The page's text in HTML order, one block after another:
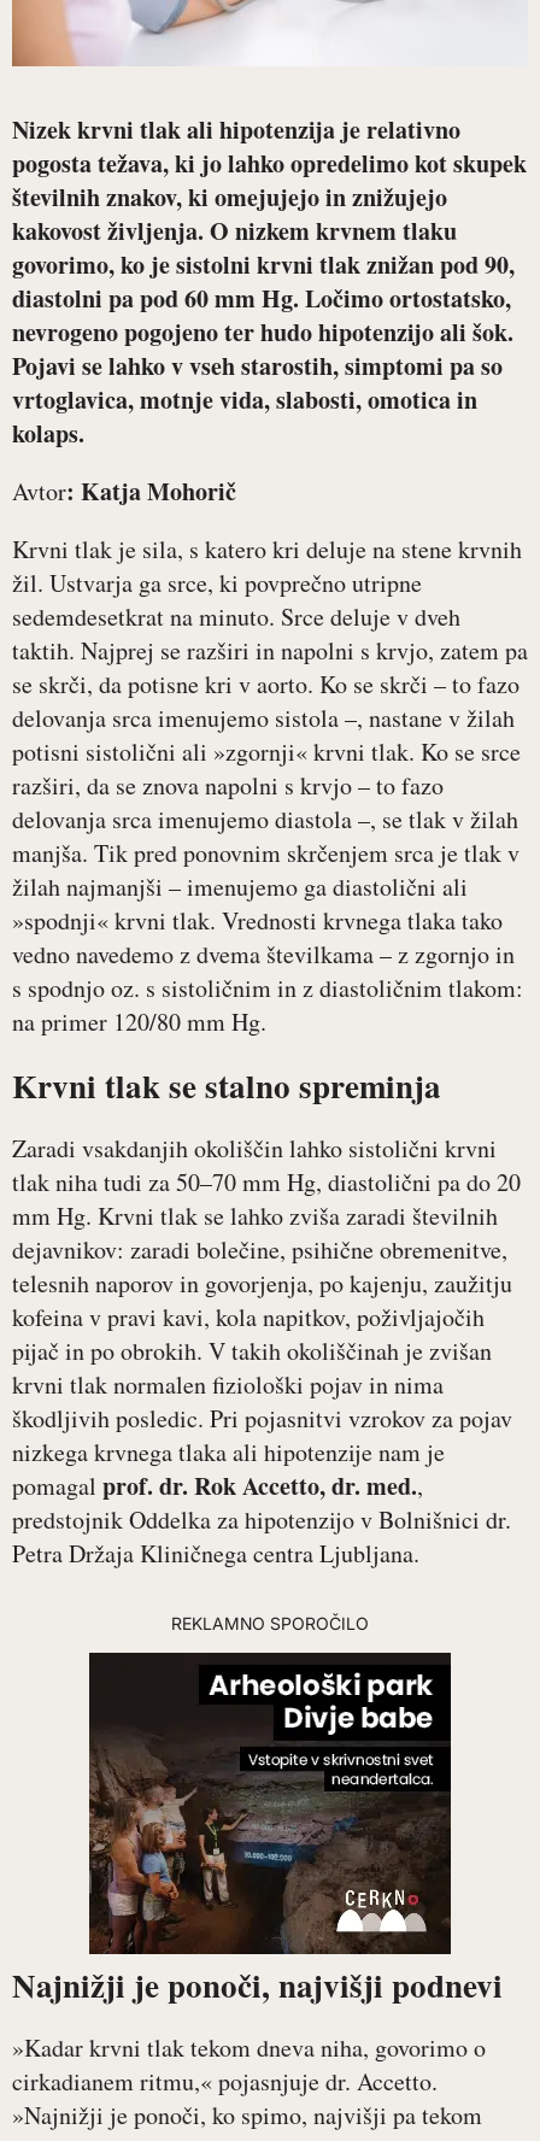
Nizek krvni tlak ali hipotenzija je relativno
pogosta težava, ki jo lahko opredelimo kot skupek
številnih znakov, ki omejujejo in znižujejo
kakovost življenja. O nizkem krvnem tlaku
govorimo, ko je sistolni krvni tlak znižan pod 90,
diastolni pa pod 60 mm Hg. Ločimo ortostatsko,
nevrogeno pogojeno ter hudo hipotenzijo ali šok.
Pojavi se lahko v vseh starostih, simptomi pa so
vrtoglavica, motnje vida, slabosti, omotica in
kolaps.
Avtor: Katja Mohorič
Krvni tlak je sila, s katero kri deluje na stene krvnih
žil. Ustvarja ga srce, ki povprečno utripne
sedemdesetkrat na minuto. Srce deluje v dveh
taktih. Najprej se razširi in napolni s krvjo, zatem pa
se skrči, da potisne kri v aorto. Ko se skrči – to fazo
delovanja srca imenujemo sistola –, nastane v žilah
potisni sistolični ali »zgornji« krvni tlak. Ko se srce
razširi, da se znova napolni s krvjo – to fazo
delovanja srca imenujemo diastola –, se tlak v žilah
manjša. Tik pred ponovnim skrčenjem srca je tlak v
žilah najmanjši – imenujemo ga diastolični ali
»spodnji« krvni tlak. Vrednosti krvnega tlaka tako
vedno navedemo z dvema številkama – z zgornjo in
s spodnjo oz. s sistoličnim in z diastoličnim tlakom:
na primer 120/80 mm Hg.
Krvni tlak se stalno spreminja
Zaradi vsakdanjih okoliščin lahko sistolični krvni
tlak niha tudi za 50–70 mm Hg, diastolični pa do 20
mm Hg. Krvni tlak se lahko zviša zaradi številnih
dejavnikov: zaradi bolečine, psihične obremenitve,
telesnih naporov in govorjenja, po kajenju, zaužitju
kofeina v pravi kavi, kola napitkov, poživljajočih
pijač in po obrokih. V takih okoliščinah je zvišan
krvni tlak normalen fiziološki pojav in nima
škodljivih posledic. Pri pojasnitvi vzrokov za pojav
nizkega krvnega tlaka ali hipotenzije nam je
pomagal prof. dr. Rok Accetto, dr. med.,
predstojnik Oddelka za hipotenzijo v Bolnišnici dr.
Petra Držaja Kliničnega centra Ljubljana.
REKLAMNO SPOROČILO
Najnižji je ponoči, najvišji podnevi
»Kadar krvni tlak tekom dneva niha, govorimo o
cirkadianem ritmu,« pojasnjuje dr. Accetto.
»Najnižji je ponoči, ko spimo, najvišji pa tekom